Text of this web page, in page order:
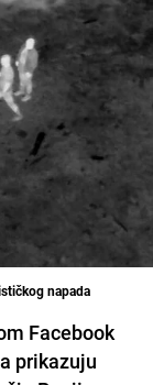
napada
Facebook
prikazuju